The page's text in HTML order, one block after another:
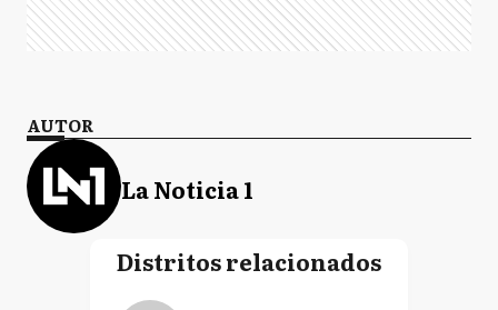
AUTOR
La Noticia 1
Distritos relacionados